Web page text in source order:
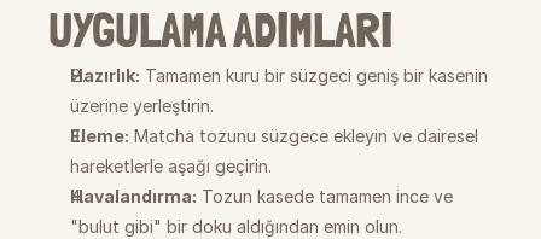
UYGULAMA ADIMLARI
Hazırlık: Tamamen kuru bir süzgeci geniş bir kasenin
üzerine yerleştirin.
Eleme: Matcha tozunu süzgece ekleyin ve dairesel
hareketlerle aşağı geçirin.
Havalandırma: Tozun kasede tamamen ince ve
"bulut gibi" bir doku aldığından emin olun.